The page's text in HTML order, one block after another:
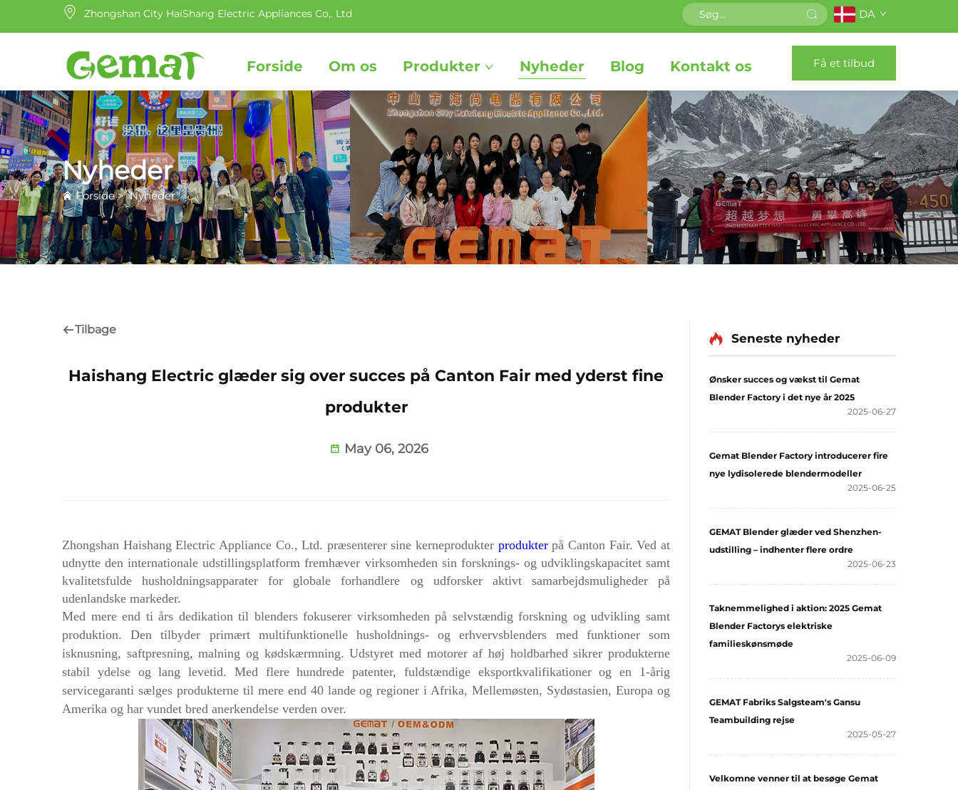
Zhongshan City HaiShang Electric Appliances Co,. Ltd DA
Forside Om os Produkter Nyheder Blog Kontakt os Få et tilbud
Nyheder
Forside>Nyheder
Tilbage
Haishang Electric glæder sig over succes på Canton Fair med yderst fine
produkter
May 06, 2026
Zhongshan Haishang Electric Appliance Co., Ltd. præsenterer sine kerneprodukter produkterpå Canton Fair. Ved at
udnytte den internationale udstillingsplatform fremhæver virksomheden sin forsknings- og udviklingskapacitet samt
kvalitetsfulde husholdningsapparater for globale forhandlere og udforsker aktivt samarbejdsmuligheder på
udenlandske markeder.
Med mere end ti års dedikation til blenders fokuserer virksomheden på selvstændig forskning og udvikling samt
produktion. Den tilbyder primært multifunktionelle husholdnings- og erhvervsblenders med funktioner som
isknusning, saftpresning, malning og kødskærmning. Udstyret med motorer af høj holdbarhed sikrer produkterne
stabil ydelse og lang levetid. Med flere hundrede patenter, fuldstændige eksportkvalifikationer og en 1-årig
servicegaranti sælges produkterne til mere end 40 lande og regioner i Afrika, Mellemøsten, Sydøstasien, Europa og
Amerika og har vundet bred anerkendelse verden over.
Seneste nyheder
Ønsker succes og vækst til Gemat
Blender Factory i det nye år 2025
2025-06-27
Gemat Blender Factory introducerer fire
nye lydisolerede blendermodeller
2025-06-25
GEMAT Blender glæder ved Shenzhen-
udstilling – indhenter flere ordre
2025-06-23
Taknemmelighed i aktion: 2025 Gemat
Blender Factorys elektriske
familieskønsmøde
2025-06-09
GEMAT Fabriks Salgsteam's Gansu
Teambuilding rejse
2025-05-27
Velkomne venner til at besøge Gemat